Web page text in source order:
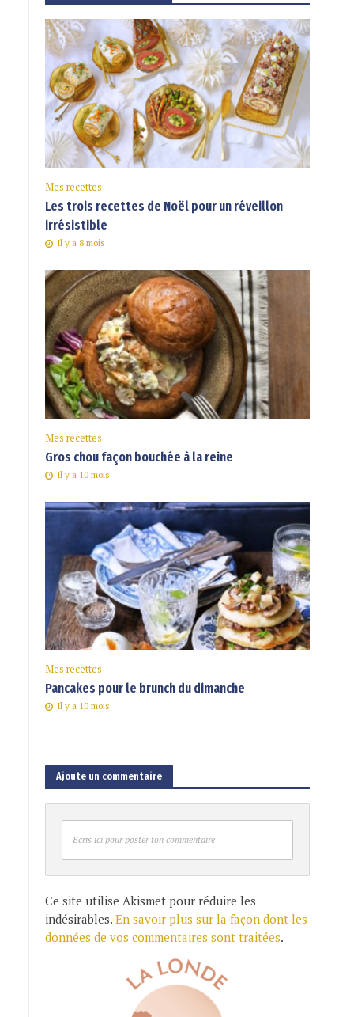
Mes recettes
Les trois recettes de Noël pour un réveillon
irrésistible
Il y a 8 mois
Mes recettes
Gros chou façon bouchée à la reine
Il y a 10 mois
Mes recettes
Pancakes pour le brunch du dimanche
Il y a 10 mois
Ajoute un commentaire
Ecris ici pour poster ton commentaire
Ce site utilise Akismet pour réduire les
indésirables. En savoir plus sur la façon dont les
données de vos commentaires sont traitées.